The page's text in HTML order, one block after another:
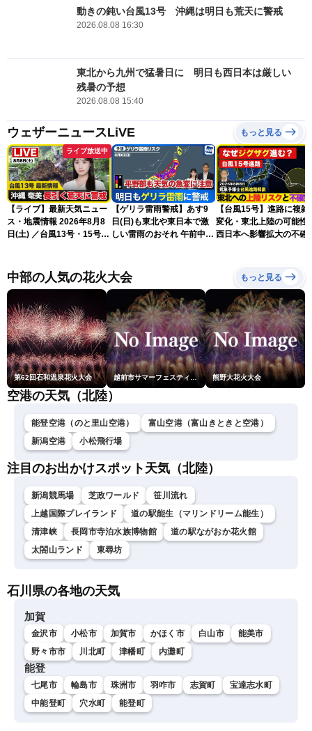
動きの鈍い台風13号 沖縄は明日も荒天に警戒
2026.08.08 16:30
東北から九州で猛暑日に 明日も西日本は厳しい
残暑の予想
2026.08.08 15:40
ウェザーニュースLiVE もっと見る
ライブ放送中
【ライブ】最新天気ニュー
ス・地震情報 2026年8月8
日(土) ／台風13号・15号
ーニュースLiVEムーン・戸
北美月／芳野達郎〉
【ゲリラ雷雨警戒】あす9
日(日)も東北や東日本で激
しい雷雨のおそれ 午前中か
【台風15号】進路に複雑
変化・東北上陸の可能性
西日本へ影響拡大の不確
中部の人気の花火大会 もっと見る
第62回石和温泉花火大会 越前市サマーフェスティバル花火大会 熊野大花火大会
空港の天気（北陸）
能登空港（のと里山空港）
富山空港（富山きときと空港）
新潟空港
小松飛行場
注目のお出かけスポット天気（北陸）
新潟競馬場 芝政ワールド
笹川流れ
上越国際プレイランド
道の駅能生（マリンドリーム能生）
清津峡
長岡市寺泊水族博物館
道の駅ながおか花火館
太閤山ランド
東尋坊
石川県の各地の天気
加賀
金沢市 小松市 加賀市 かほく市 白山市
能美市
野々市市
川北町 津幡町 内灘町
能登
七尾市 輪島市 珠洲市 羽咋市 志賀町
宝達志水町
中能登町
穴水町 能登町